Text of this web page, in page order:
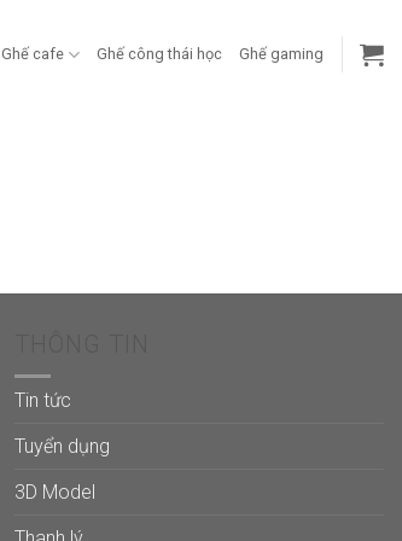
Ghế cafe Ghế công thái học Ghế gaming
Tin tức
Tuyển dụng
3D Model